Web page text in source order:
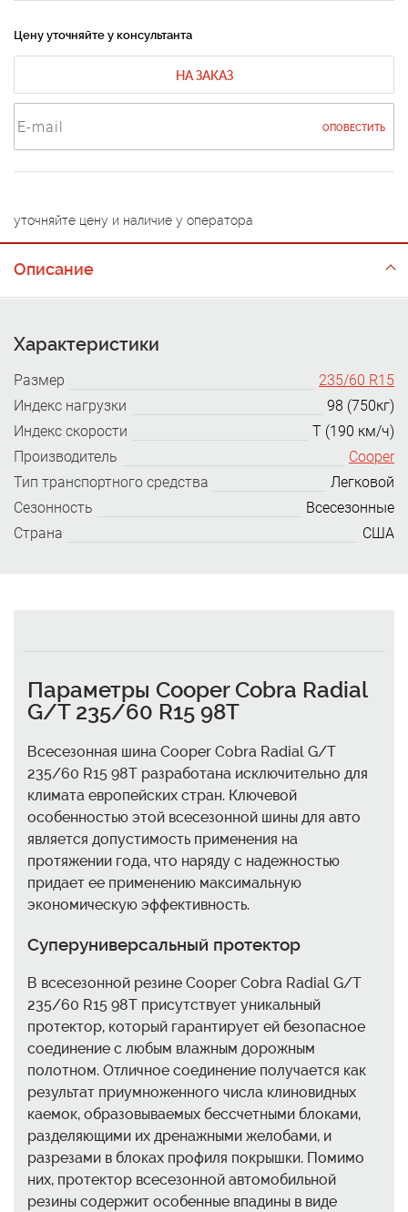
Цену уточняйте у консультанта
НА ЗАКАЗ
ОПОВЕСТИТЬ
уточняйте цену и наличие у оператора
Описание
Характеристики
Размер
235/60 R15
Индекс нагрузки
98 (750кг)
Индекс скорости
T (190 км/ч)
Производитель
Cooper
Тип транспортного средства
Легковой
Сезонность
Всесезонные
Страна
США
Параметры Cooper Cobra Radial
G/T 235/60 R15 98T
Всесезонная шина Cooper Cobra Radial G/T
235/60 R15 98T разработана исключительно для
климата европейских стран. Ключевой
особенностью этой всесезонной шины для авто
является допустимость применения на
протяжении года, что наряду с надежностью
придает ее применению максимальную
экономическую эффективность.
Суперуниверсальный протектор
В всесезонной резине Cooper Cobra Radial G/T
235/60 R15 98T присутствует уникальный
протектор, который гарантирует ей безопасное
соединение с любым влажным дорожным
полотном. Отличное соединение получается как
результат приумноженного числа клиновидных
каемок, образовываемых бессчетными блоками,
разделяющими их дренажными желобами, и
разрезами в блоках профиля покрышки. Помимо
них, протектор всесезонной автомобильной
резины содержит особенные впадины в виде